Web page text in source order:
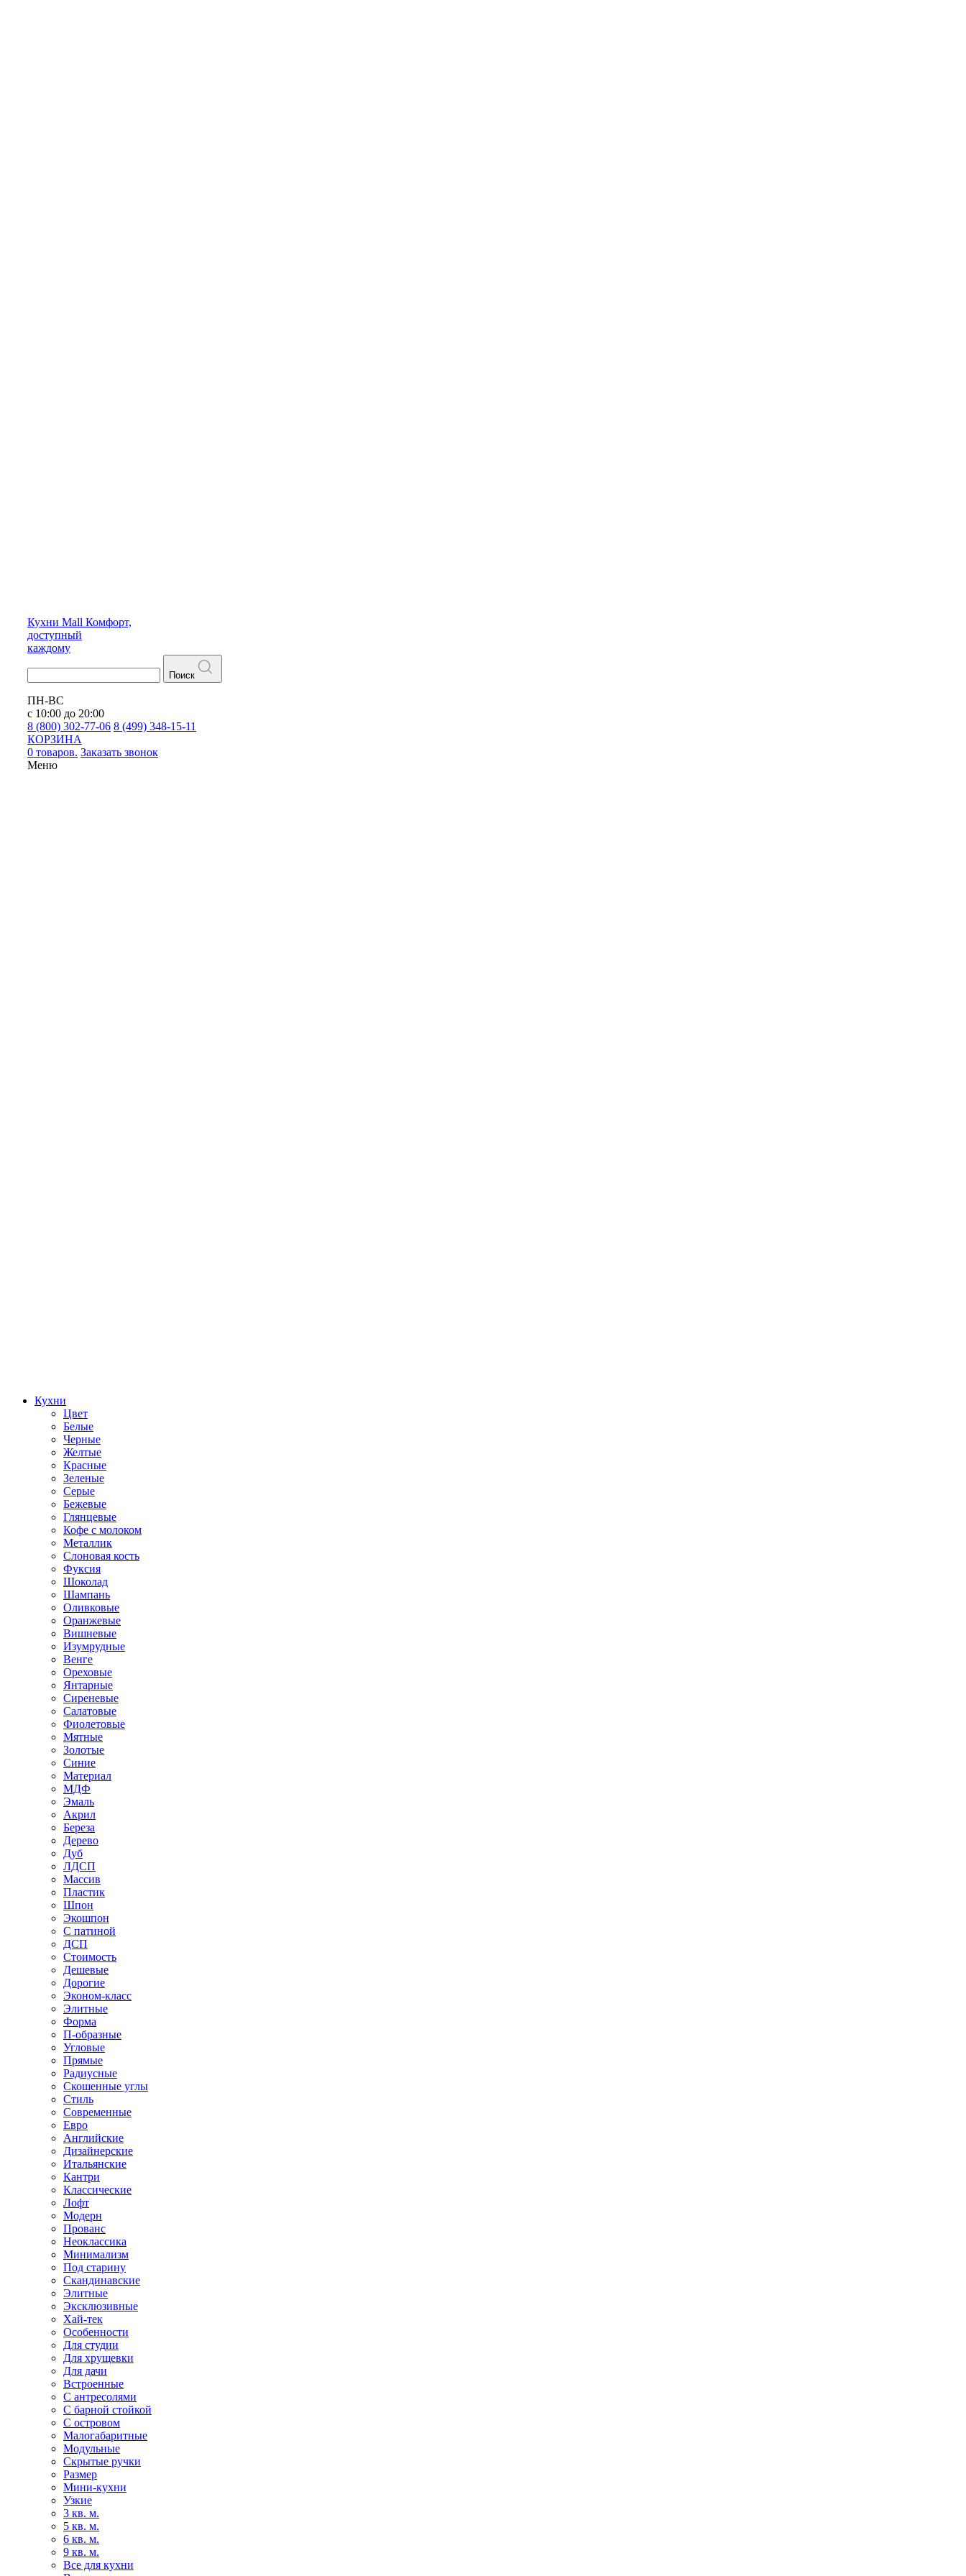
Кухни Mall Комфорт,
доступный
каждому
Поиск
ПН-ВС
с 10:00 до 20:00
8 (800) 302-77-06 8 (499) 348-15-11
КОРЗИНА
0 товаров. Заказать звонок
Меню
Кухни
Цвет
Белые
Черные
Желтые
Красные
Зеленые
Серые
Бежевые
Глянцевые
Кофе с молоком
Металлик
Слоновая кость
Фуксия
Шоколад
Шампань
Оливковые
Оранжевые
Вишневые
Изумрудные
Венге
Ореховые
Янтарные
Сиреневые
Салатовые
Фиолетовые
Мятные
Золотые
Синие
Материал
МДФ
Эмаль
Акрил
Береза
Дерево
Дуб
ЛДСП
Массив
Пластик
Шпон
Экошпон
С патиной
ДСП
Стоимость
Дешевые
Дорогие
Эконом-класс
Элитные
Форма
П-образные
Угловые
Прямые
Радиусные
Скошенные углы
Стиль
Современные
Евро
Английские
Дизайнерские
Итальянские
Кантри
Классические
Лофт
Модерн
Прованс
Неоклассика
Минимализм
Под старину
Скандинавские
Элитные
Эксклюзивные
Хай-тек
Особенности
Для студии
Для хрущевки
Для дачи
Встроенные
С антресолями
С барной стойкой
С островом
Малогабаритные
Модульные
Скрытые ручки
Размер
Мини-кухни
Узкие
3 кв. м.
5 кв. м.
6 кв. м.
9 кв. м.
Все для кухни